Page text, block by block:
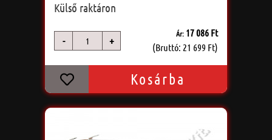
Külső raktáron
- +
Ár: 17 086 Ft
(Bruttó: 21 699 Ft)
Kosárba